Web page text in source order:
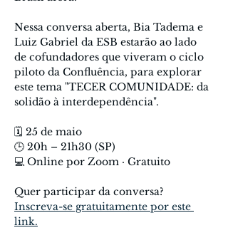
Nessa conversa aberta, Bia Tadema e
Luiz Gabriel da ESB estarão ao lado
de cofundadores que viveram o ciclo
piloto da Confluência, para explorar
este tema "TECER COMUNIDADE: da
solidão à interdependência".
🗓️ 25 de maio
🕒 20h – 21h30 (SP)
💻 Online por Zoom · Gratuito
Quer participar da conversa?
Inscreva-se gratuitamente por este
link.